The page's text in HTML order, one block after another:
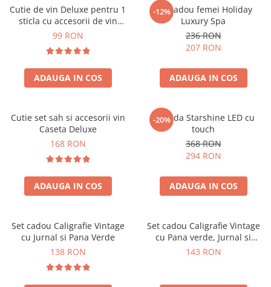
Cutie de vin Deluxe pentru 1
sticla cu accesorii de vin
incluse piele ecologica de
99 RON
ADAUGA IN COS
-12%
Set cadou femei Holiday
Luxury Spa
236 RON
207 RON
ADAUGA IN COS
Cutie set sah si accesorii vin
Caseta Deluxe
168 RON
ADAUGA IN COS
-20%
Oglinda Starshine LED cu
touch
368 RON
294 RON
ADAUGA IN COS
Set cadou Caligrafie Vintage
cu Jurnal si Pana Verde
138 RON
Set cadou Caligrafie Vintage
cu Pana verde, Jurnal si
Suport pentru stilou, 9 piese
143 RON